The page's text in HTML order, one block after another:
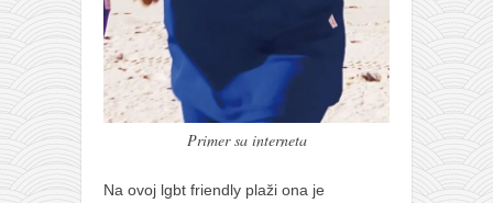
Primer sa interneta
Na ovoj lgbt friendly plaži ona je